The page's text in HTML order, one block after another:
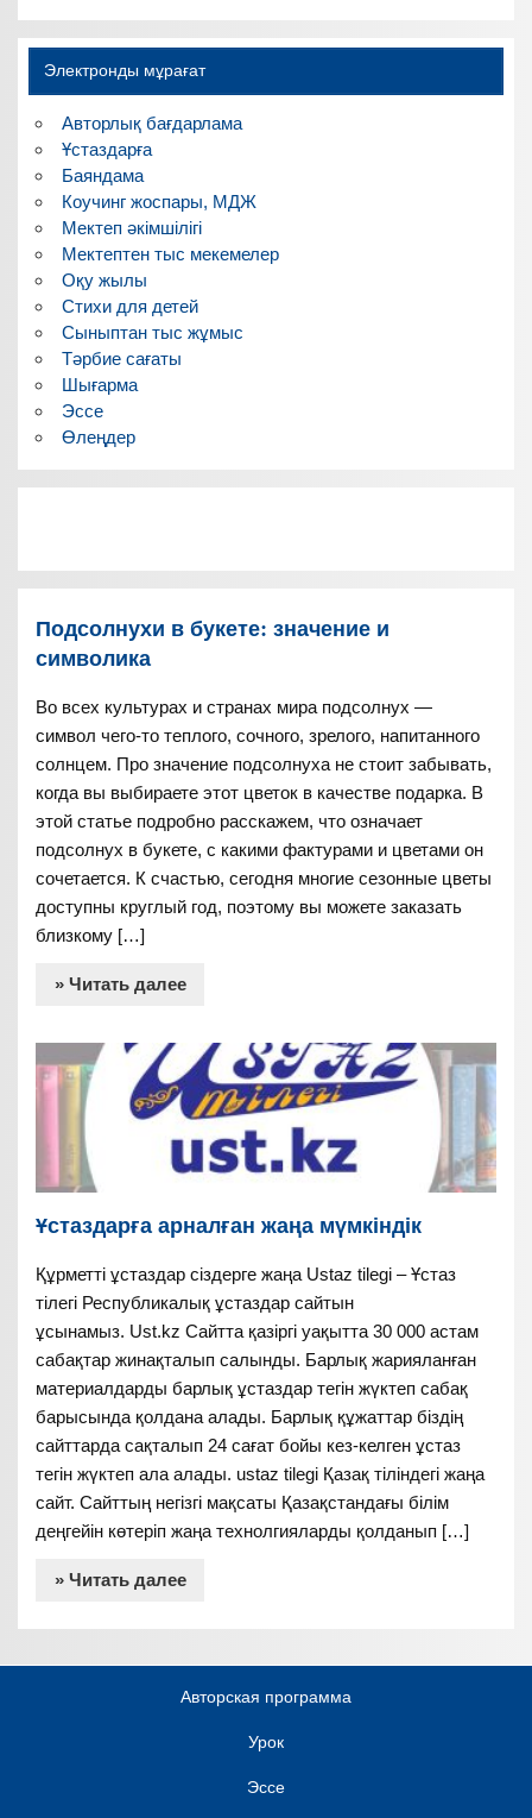
Электронды мұрағат
Авторлық бағдарлама
Ұстаздарға
Баяндама
Коучинг жоспары, МДЖ
Мектеп әкімшілігі
Мектептен тыс мекемелер
Оқу жылы
Стихи для детей
Сыныптан тыс жұмыс
Тәрбие сағаты
Шығарма
Эссе
Өлеңдер
Подсолнухи в букете: значение и
символика
Во всех культурах и странах мира подсолнух —
символ чего-то теплого, сочного, зрелого, напитанного
солнцем. Про значение подсолнуха не стоит забывать,
когда вы выбираете этот цветок в качестве подарка. В
этой статье подробно расскажем, что означает
подсолнух в букете, с какими фактурами и цветами он
сочетается. К счастью, сегодня многие сезонные цветы
доступны круглый год, поэтому вы можете заказать
близкому […]
» Читать далее
Ұстаздарға арналған жаңа мүмкіндік
Құрметті ұстаздар сіздерге жаңа Ustaz tilegi – Ұстаз
тілегі Республикалық ұстаздар сайтын
ұсынамыз. Ust.kz Сайтта қазіргі уақытта 30 000 астам
сабақтар жинақталып салынды. Барлық жарияланған
материалдарды барлық ұстаздар тегін жүктеп сабақ
барысында қолдана алады. Барлық құжаттар біздің
сайттарда сақталып 24 сағат бойы кез-келген ұстаз
тегін жүктеп ала алады. ustaz tilegi Қазақ тіліндегі жаңа
сайт. Сайттың негізгі мақсаты Қазақстандағы білім
деңгейін көтеріп жаңа технолгияларды қолданып […]
» Читать далее
Авторская программа
Урок
Эссе